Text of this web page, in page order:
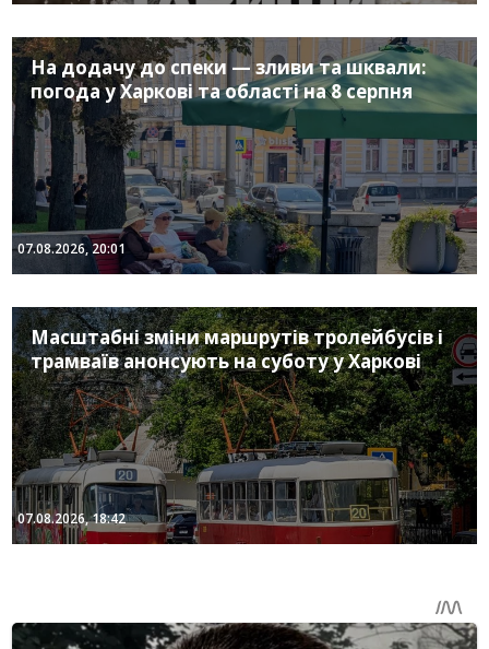
На додачу до спеки — зливи та шквали:
погода у Харкові та області на 8 серпня
07.08.2026, 20:01
Масштабні зміни маршрутів тролейбусів і
трамваїв анонсують на суботу у Харкові
07.08.2026, 18:42